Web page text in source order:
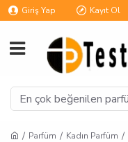
Giriş Yap Kayıt Ol
Parfüm Kadın Parfüm